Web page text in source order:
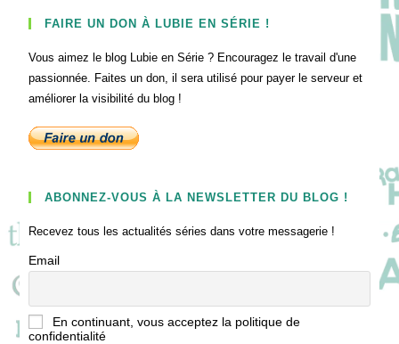
FAIRE UN DON À LUBIE EN SÉRIE !
Vous aimez le blog Lubie en Série ? Encouragez le travail d'une
passionnée. Faites un don, il sera utilisé pour payer le serveur et
améliorer la visibilité du blog !
ABONNEZ-VOUS À LA NEWSLETTER DU BLOG !
Recevez tous les actualités séries dans votre messagerie !
Email
En continuant, vous acceptez la politique de
confidentialité